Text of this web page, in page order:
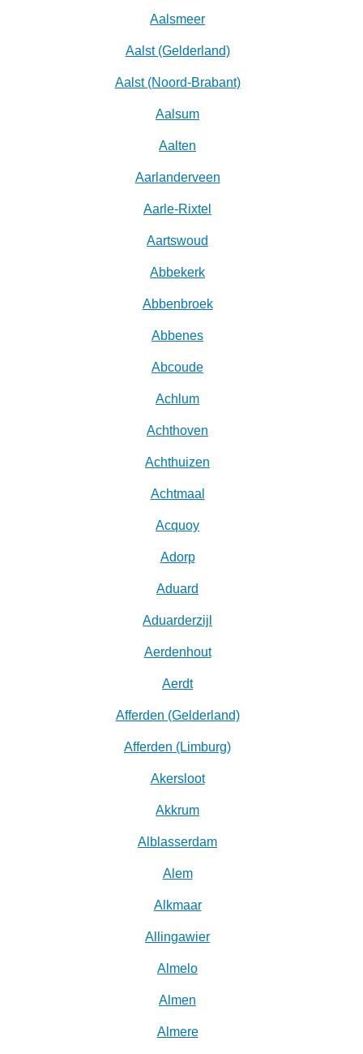
Aalsmeer
Aalst (Gelderland)
Aalst (Noord-Brabant)
Aalsum
Aalten
Aarlanderveen
Aarle-Rixtel
Aartswoud
Abbekerk
Abbenbroek
Abbenes
Abcoude
Achlum
Achthoven
Achthuizen
Achtmaal
Acquoy
Adorp
Aduard
Aduarderzijl
Aerdenhout
Aerdt
Afferden (Gelderland)
Afferden (Limburg)
Akersloot
Akkrum
Alblasserdam
Alem
Alkmaar
Allingawier
Almelo
Almen
Almere